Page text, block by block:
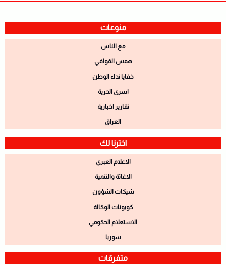
منوعات
مع الناس
همس القوافي
خفايا نداء الوطن
اسرى الحرية
تقارير اخبارية
العراق
اخترنا لك
الاعلام العبري
الاغاثة والتنمية
شيكات الشؤون
كوبونات الوكالة
الاستعلام الحكومي
سوريا
متفرقات